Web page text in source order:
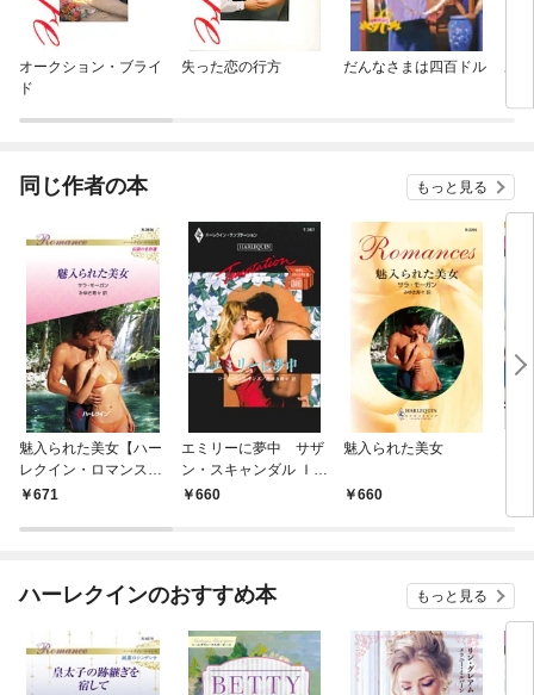
オークション・ブライ
ド
失った恋の行方 だんなさまは四百ドル あ
同じ作者の本 もっと見る
魅入られた美女【ハー
レクイン・ロマンス
版】671
エミリーに夢中 サザ
ン・スキャンダル ＩＩ
Ｉ660
魅入られた美女
660
ハーレクインのおすすめ本 もっと見る